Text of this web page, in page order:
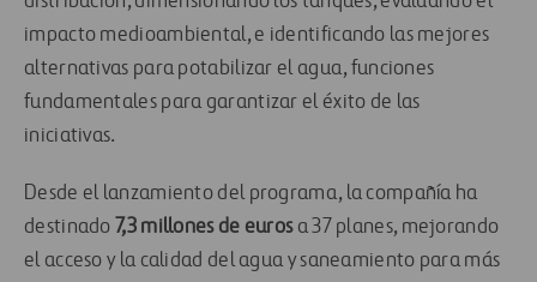
impacto medioambiental, e identificando las mejores
alternativas para potabilizar el agua, funciones
fundamentales para garantizar el éxito de las
iniciativas.
Desde el lanzamiento del programa, la compañía ha
destinado 7,3 millones de eurosa 37 planes, mejorando
el acceso y la calidad del agua y saneamiento para más